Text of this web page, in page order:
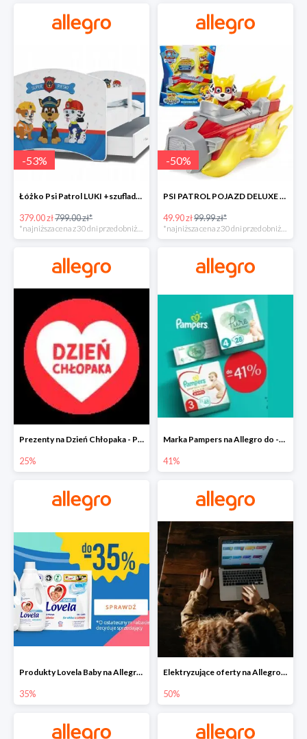
-53%
Łóżko Psi Patrol LUKI +szuflada+materac+grafika -52%
379.00 zł799.00 zł*
-50%
PSI PATROL POJAZD DELUXE FIGURKA MARSHALL MIGHTY -50%
49.90 zł99.99 zł*
Prezenty na Dzień Chłopaka - Produkty SOXO do -25%
25%
Marka Pampers na Allegro do -41%
41%
Produkty Lovela Baby na Allegro do -35%
35%
Elektryzujące oferty na Allegro do -50%
50%